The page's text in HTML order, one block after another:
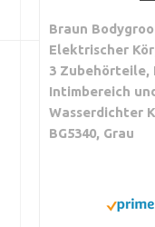
Braun
Elektrischer
3 Zubehörteile,
Intimbereich
Wasserdichter
BG5340, Grau